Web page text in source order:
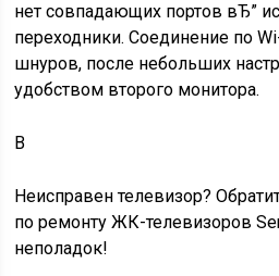
нет совпадающих портов вЂ”
переходники. Соединение по
шнуров, после небольших
удобством второго монитора.
В
Неисправен телевизор?
по ремонту ЖК-телевизоров
неполадок!